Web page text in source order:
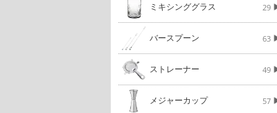
ミキシンググラス 29
バースプーン 63
ストレーナー 49
メジャーカップ 57